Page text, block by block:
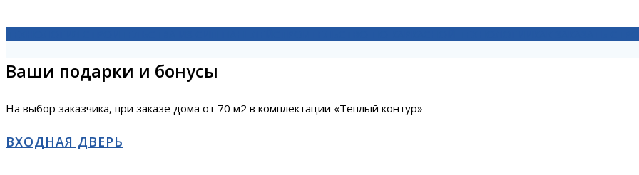
Ваши подарки и бонусы
На выбор заказчика, при заказе дома от 70 м2 в комплектации «Теплый контур»
ВХОДНАЯ ДВЕРЬ